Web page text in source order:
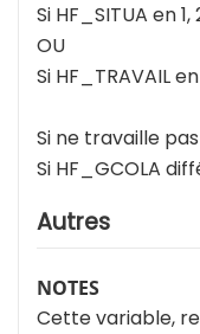
Si HF_SITUA en 1,
OU
Si HF_TRAVAIL en
Si ne travaille
Si HF_GCOLA
Autres
NOTES
Cette variable,